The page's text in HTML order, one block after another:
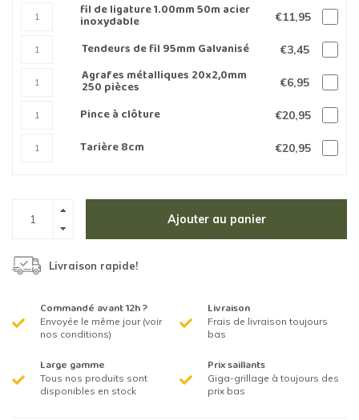
fil de ligature 1.00mm 50m acier
inoxydable €11,95
Tendeurs de fil 95mm Galvanisé €3,45
Agrafes métalliques 20x2,0mm
250 pièces €6,95
Pince à clôture €20,95
Tarière 8cm €20,95
Ajouter au panier
Livraison rapide!
Commandé avant 12h ?
Envoyée le même jour (voir
nos conditions)
Livraison
Frais de livraison toujours
bas
Large gamme
Tous nos produits sont
disponibles en stock
Prix saillants
Giga-grillage à toujours des
prix bas